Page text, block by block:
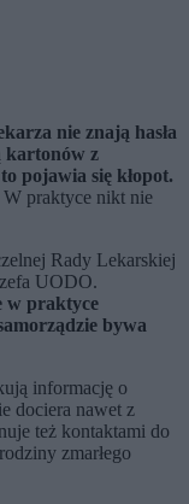
nie znają hasła
kartonów z
pojawia się kłopot.
W praktyce nikt nie
Rady Lekarskiej
UODO.
w praktyce
bywa
informację o
dociera nawet z
też kontaktami do
zmarłego